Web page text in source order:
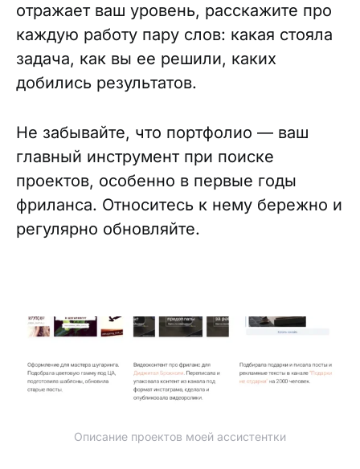
отражает ваш уровень, расскажите про
каждую работу пару слов: какая стояла
задача, как вы ее решили, каких
добились результатов.
Не забывайте, что портфолио — ваш
главный инструмент при поиске
проектов, особенно в первые годы
фриланса. Относитесь к нему бережно и
регулярно обновляйте.
Описание проектов моей ассистентки